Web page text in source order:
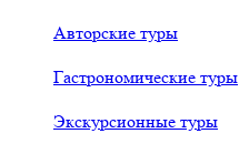
Авторские туры
Гастрономические туры
Экскурсионные туры